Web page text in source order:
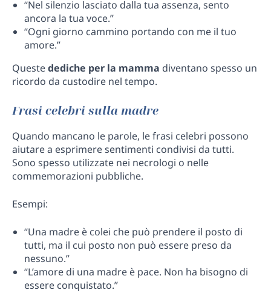
“Nel silenzio lasciato dalla tua assenza, sento
ancora la tua voce.”
“Ogni giorno cammino portando con me il tuo
amore.”
Questedediche per la mamma diventano spesso un
ricordo da custodire nel tempo.
Frasi celebri sulla madre
Quando mancano le parole, le frasi celebri possono
aiutare a esprimere sentimenti condivisi da tutti.
Sono spesso utilizzate nei necrologi o nelle
commemorazioni pubbliche.
Esempi:
“Una madre è colei che può prendere il posto di
tutti, ma il cui posto non può essere preso da
nessuno.”
“L’amore di una madre è pace. Non ha bisogno di
essere conquistato.”